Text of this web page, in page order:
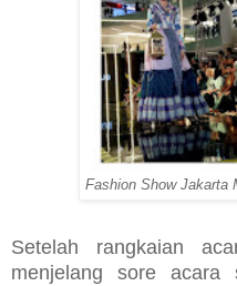
Fashion Show Jakarta
Setelah rangkaian
menjelang sore acara